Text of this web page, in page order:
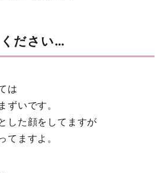
ださい…
は
ずいです。
した顔をしてますが
てますよ。